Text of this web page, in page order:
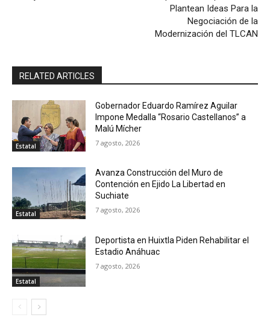
Plantean Ideas Para la
Negociación de la
Modernización del TLCAN
RELATED ARTICLES
Estatal
Gobernador Eduardo Ramírez Aguilar
Impone Medalla “Rosario Castellanos” a
Malú Mícher
7 agosto, 2026
Estatal
Avanza Construcción del Muro de
Contención en Ejido La Libertad en
Suchiate
7 agosto, 2026
Estatal
Deportista en Huixtla Piden Rehabilitar el
Estadio Anáhuac
7 agosto, 2026